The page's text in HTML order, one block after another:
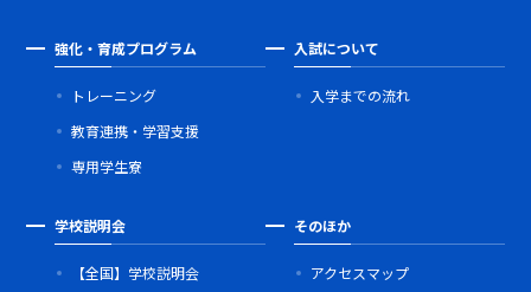
強化・育成プログラム
トレーニング
教育連携・学習支援
専用学生寮
入試について
入学までの流れ
学校説明会
【全国】学校説明会
そのほか
アクセスマップ